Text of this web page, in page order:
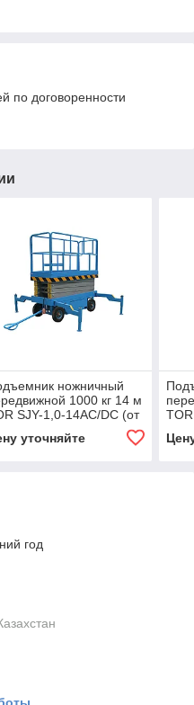
по договоренности
ножничный
1000 кг 14 м
SJY-1,0-14AC/DC (от
уточняйте
год